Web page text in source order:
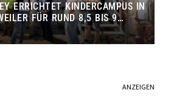
ERRICHTET KINDERCAMPUS IN
FÜR RUND 8,5 BIS 9
ANZEIGEN